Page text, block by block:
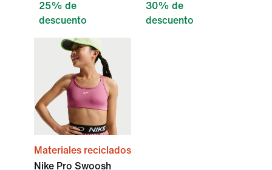
25% de
descuento
30% de
descuento
Materiales reciclados
Nike Pro Swoosh